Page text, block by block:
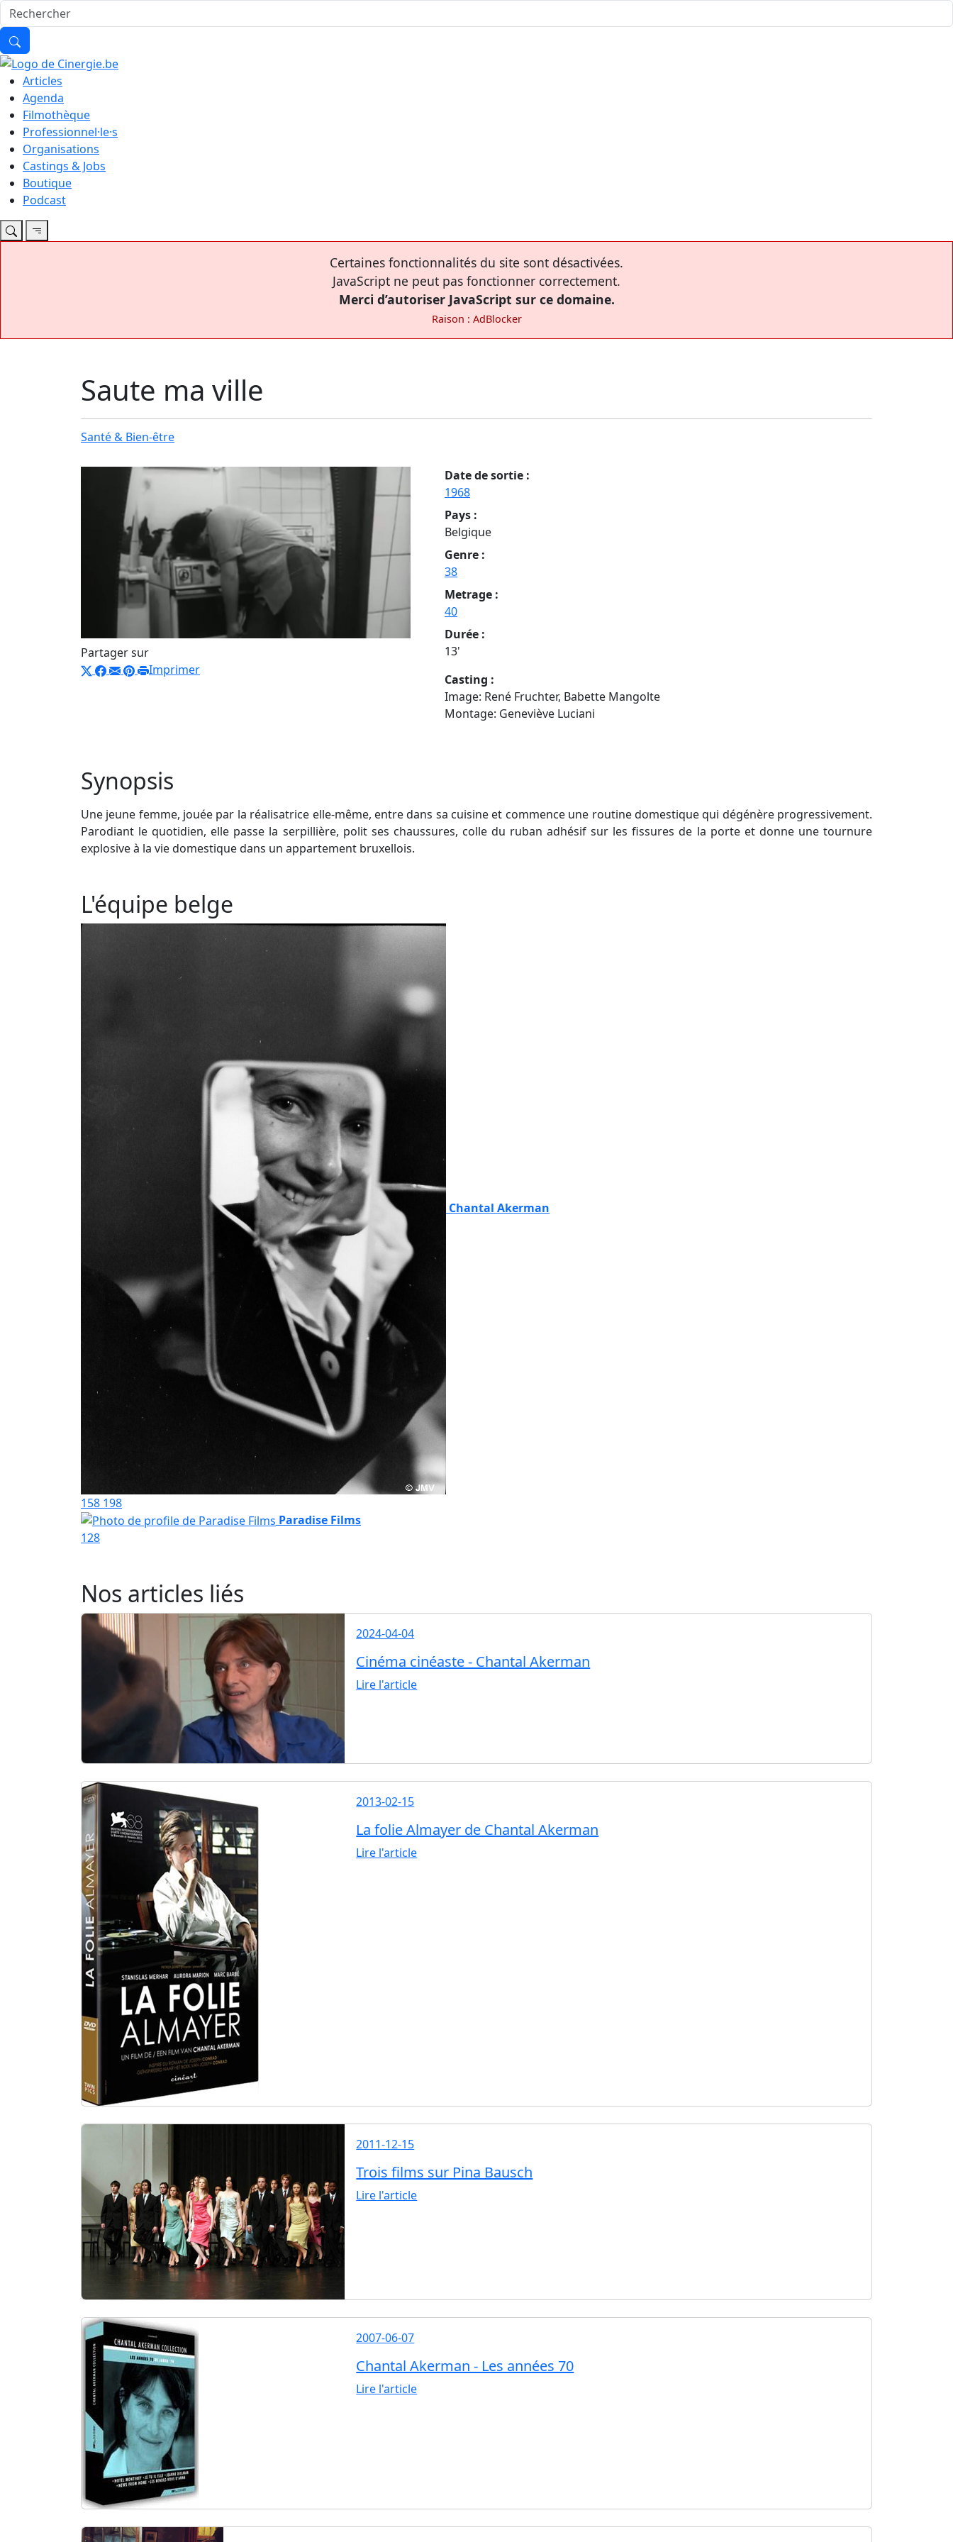
Articles
Agenda
Filmothèque
Professionnel·le·s
Organisations
Castings & Jobs
Boutique
Podcast
Certaines fonctionnalités du site sont désactivées.
JavaScript ne peut pas fonctionner correctement.
Merci d’autoriser JavaScript sur ce domaine.
Raison : AdBlocker
Saute ma ville
Santé & Bien-être
Partager sur
Imprimer
Date de sortie :
1968
Pays :
Belgique
Genre :
38
Metrage :
40
Durée :
13'
Casting :
Image: René Fruchter, Babette Mangolte
Montage: Geneviève Luciani
Synopsis
Une jeune femme, jouée par la réalisatrice elle-même, entre dans sa cuisine et commence une routine domestique qui dégénère progressivement.
Parodiant le quotidien, elle passe la serpillière, polit ses chaussures, colle du ruban adhésif sur les fissures de la porte et donne une tournure
explosive à la vie domestique dans un appartement bruxellois.
L'équipe belge
Chantal Akerman
158 198
Paradise Films
128
Nos articles liés
2024-04-04
Cinéma cinéaste - Chantal Akerman
Lire l'article
2013-02-15
La folie Almayer de Chantal Akerman
Lire l'article
2011-12-15
Trois films sur Pina Bausch
Lire l'article
2007-06-07
Chantal Akerman - Les années 70
Lire l'article